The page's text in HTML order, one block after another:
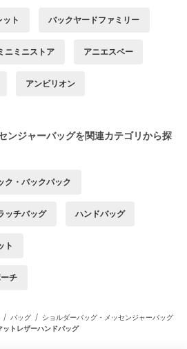
ト バックヤードファミリー
ニミニストア アニエスベー
アンビリオン
ンジャーバッグを関連カテゴリから探
ク・バックパック
ッチバッグ ハンドバッグ
ト
チ
/ バッグ / ショルダーバッグ・メッセンジャーバッグ
トレザーハンドバッグ